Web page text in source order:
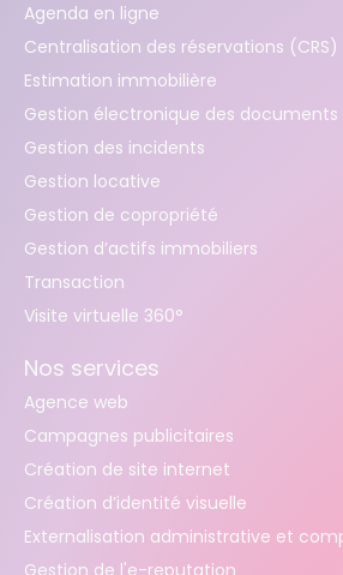
Agenda en ligne
Centralisation des réservations (CRS)
Estimation immobilière
Gestion électronique des documents
Gestion des incidents
Gestion locative
Gestion de copropriété
Gestion d’actifs immobiliers
Transaction
Visite virtuelle 360°
Nos services
Agence web
Campagnes publicitaires
Création de site internet
Création d’identité visuelle
Externalisation administrative et